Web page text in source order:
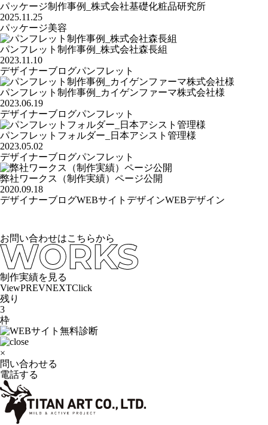
パッケージ制作事例_株式会社基礎化粧品研究所
2025.11.25
パッケージ美容
パンフレット制作事例_株式会社森長組
2023.11.10
デザイナーブログパンフレット
パンフレット制作事例_カイゲンファーマ株式会社様
2023.06.19
デザイナーブログパンフレット
パンフレットフォルダー_日本アシスト管理様
2023.05.02
デザイナーブログパンフレット
弊社ワークス（制作実績）ページ公開
2020.09.18
デザイナーブログWEBサイトデザインWEBデザイン
お問い合わせはこちらから
制作実績を見る
ViewPREVNEXTClick
残り
3
枠
×
問い合わせる
電話する